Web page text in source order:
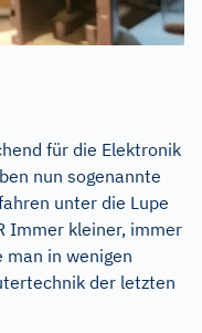
für die Elektronik
nun sogenannte
unter die Lupe
Immer kleiner, immer
in wenigen
der letzten